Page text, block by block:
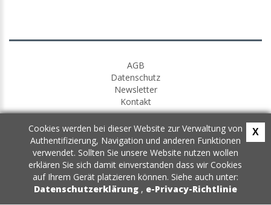
AGB
Datenschutz
Newsletter
Kontakt
Cookies werden bei dieser Website zur Verwaltung von
Authentifizierung, Navigation und anderen Funktionen
verwendet. Sollten Sie unsere Website nutzen wollen
erklären Sie sich damit einverstanden dass wir Cookies
auf Ihrem Gerät platzieren können. Siehe auch unter:
Datenschutzerklärung , e-Privacy-Richtlinie
X